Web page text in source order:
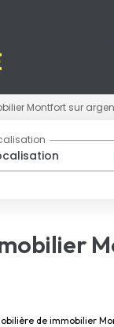
Montfort sur
de immobilier